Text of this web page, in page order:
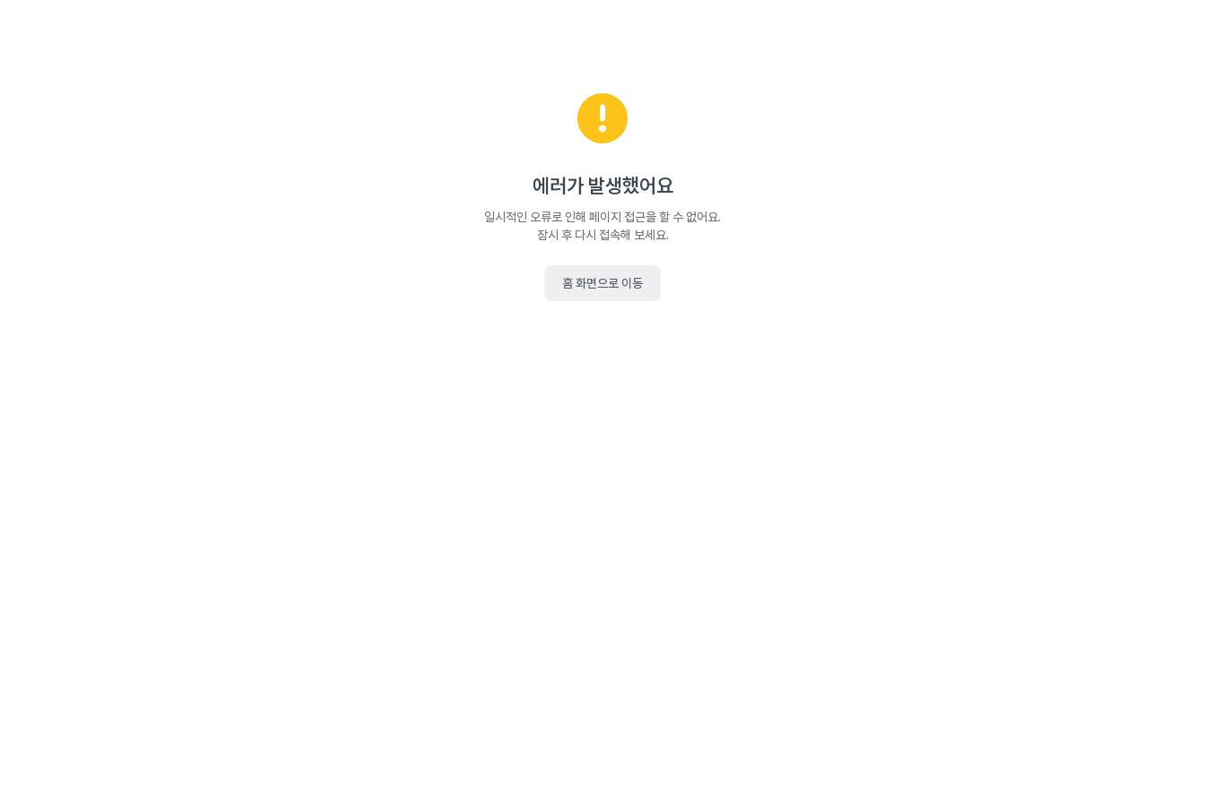
에러가 발생했어요
일시적인 오류로 인해 페이지 접근을 할 수 없어요.
잠시 후 다시 접속해 보세요.
홈 화면으로 이동